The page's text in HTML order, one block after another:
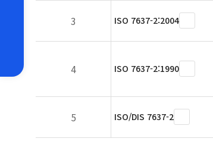
3 ISO 7637-2:2004
4 ISO 7637-2:1990
5 ISO/DIS 7637-2